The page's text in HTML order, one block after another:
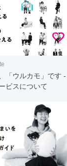
「ウルカモ」です -
ビスについて